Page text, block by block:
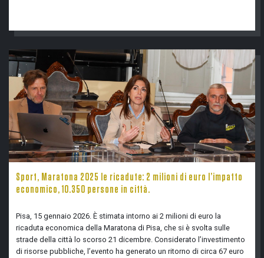
Sport, Maratona 2025 le ricadute: 2 milioni di euro l’impatto
economico, 10.350 persone in città.
Pisa, 15 gennaio 2026. È stimata intorno ai 2 milioni di euro la
ricaduta economica della Maratona di Pisa, che si è svolta sulle
strade della città lo scorso 21 dicembre. Considerato l’investimento
di risorse pubbliche, l’evento ha generato un ritorno di circa 67 euro